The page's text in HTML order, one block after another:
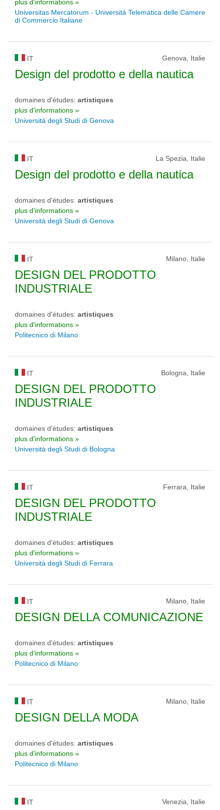
plus d'informations »
Universitas Mercatorum - Università Telematica delle Camere
di Commercio Italiane
IT Genova, Italie
Design del prodotto e della nautica
domaines d'études: artistiques
plus d'informations »
Università degli Studi di Genova
IT La Spezia, Italie
Design del prodotto e della nautica
domaines d'études: artistiques
plus d'informations »
Università degli Studi di Genova
IT Milano, Italie
DESIGN DEL PRODOTTO
INDUSTRIALE
domaines d'études: artistiques
plus d'informations »
Politecnico di Milano
IT Bologna, Italie
DESIGN DEL PRODOTTO
INDUSTRIALE
domaines d'études: artistiques
plus d'informations »
Università degli Studi di Bologna
IT Ferrara, Italie
DESIGN DEL PRODOTTO
INDUSTRIALE
domaines d'études: artistiques
plus d'informations »
Università degli Studi di Ferrara
IT Milano, Italie
DESIGN DELLA COMUNICAZIONE
domaines d'études: artistiques
plus d'informations »
Politecnico di Milano
IT Milano, Italie
DESIGN DELLA MODA
domaines d'études: artistiques
plus d'informations »
Politecnico di Milano
IT Venezia, Italie